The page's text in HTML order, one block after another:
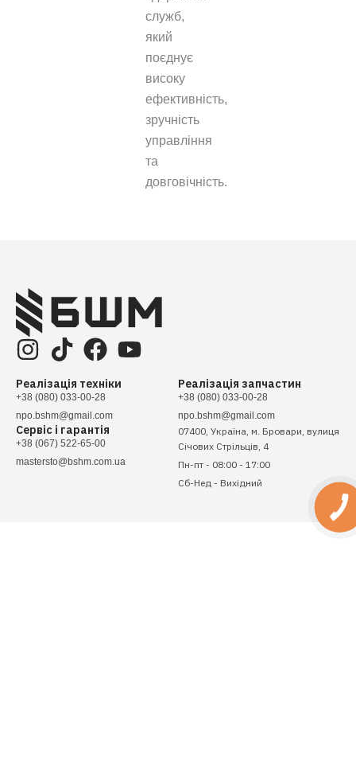
служб,
який
поєднує
високу
ефективність,
зручність
управління
та
довговічність.
Реалізація техніки
+38 (080) 033-00-28
npo.bshm@gmail.com
Сервіс і гарантія
+38 (067) 522-65-00
mastersto@bshm.com.ua
Реалізація запчастин
+38 (080) 033-00-28
npo.bshm@gmail.com
07400, Україна, м. Бровари, вулиця
Січових Стрільців, 4
Пн-пт - 08:00 - 17:00
Сб-Нед - Вихідний